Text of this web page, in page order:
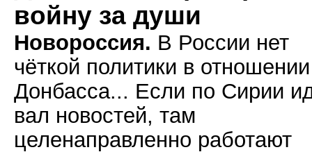
войну за души
Новороссия. В России нет
чёткой политики в отношении
Донбасса... Если по Сирии
вал новостей, там
целенаправленно работают